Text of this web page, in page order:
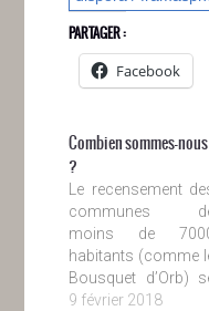
PARTAGER :
Facebook
Combien sommes-nous
?
Le recensement
communes
moins de
habitants (comme
Bousquet d’Orb)
déroulera jusqu’au
9 février 2018